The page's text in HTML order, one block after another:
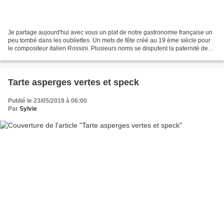
Je partage aujourd'hui avec vous un plat de notre gastronomie française un
peu tombé dans les oubliettes. Un mets de fête créé au 19 ème siècle pour
le compositeur italien Rossini. Plusieurs noms se disputent la paternité de
Tarte asperges vertes et speck
Publié le 23/05/2019 à 06:00
Par Sylvie